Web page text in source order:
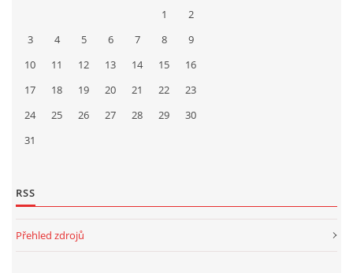
1
2
3
4 5 6 7 8
9
10
11 12 13 14 15
16
17
18 19 20 21 22
23
24
25 26 27 28 29
30
31
RSS
Přehled zdrojů